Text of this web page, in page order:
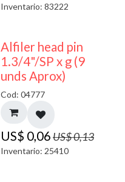
Inventario: 83222
50% DESCUENTO
Alfiler head pin
1.3/4"/SP x g (9
unds Aprox)
Cod: 04777
US$ 0,06US$0,13
Inventario: 25410